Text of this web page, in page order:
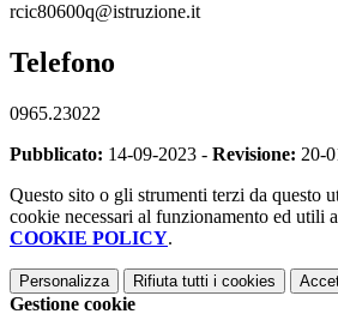
rcic80600q@istruzione.it
Telefono
0965.23022
Pubblicato: 14-09-2023 - Revisione: 20-
Questo sito o gli strumenti terzi da questo
cookie necessari al funzionamento ed utili
COOKIE POLICY.
Personalizza Rifiuta tutti i cookies
Gestione cookie